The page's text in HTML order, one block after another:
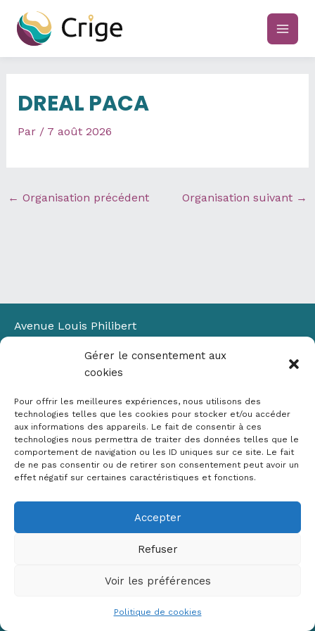
Gérer le consentement aux
cookies
Pour offrir les meilleures expériences, nous utilisons des
technologies telles que les cookies pour stocker et/ou accéder
aux informations des appareils. Le fait de consentir à ces
technologies nous permettra de traiter des données telles que le
comportement de navigation ou les ID uniques sur ce site. Le fait
de ne pas consentir ou de retirer son consentement peut avoir un
effet négatif sur certaines caractéristiques et fonctions.
Accepter
Refuser
Voir les préférences
Politique de cookies
contenu
main
DREAL PACA
Par / 7 août 2026
← Organisation précédent Organisation suivant →
Avenue Louis Philibert
Bâtiment Laennec
13100 Aix-en-Provence
✉ contact@crige-paca.org
Mentions légales
RGPD
Copyright © 2026 Crige PACA